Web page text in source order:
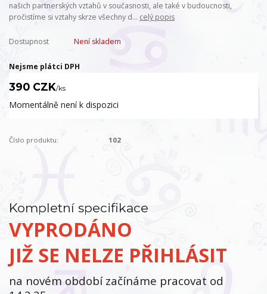
našich partnerských vztahů v současnosti, ale také v budoucnosti,
pročistíme si vztahy skrze všechny d... celý popis
Dostupnost Není skladem
Nejsme plátci DPH
390 CZK/ks
Momentálně není k dispozici
Číslo produktu: 102
Kompletní specifikace
VYPRODÁNO
JIŽ SE NELZE PŘIHLÁSIT
na novém období začínáme pracovat od